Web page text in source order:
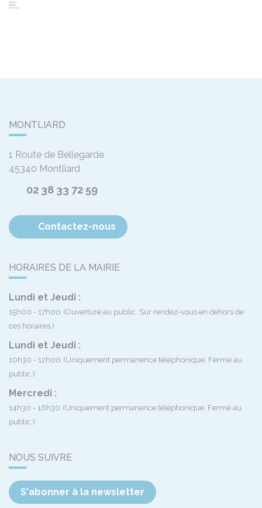
MONTLIARD
1 Route de Bellegarde
45340 Montliard
02 38 33 72 59
Contactez-nous
HORAIRES DE LA MAIRIE
Lundi et Jeudi :
15h00 - 17h00 (Ouverture au public. Sur rendez-vous en dehors de
ces horaires.)
Lundi et Jeudi :
10h30 - 12h00 (Uniquement permanence téléphonique. Fermé au
public.)
Mercredi :
14h30 - 16h30 (Uniquement permanence téléphonique. Fermé au
public.)
NOUS SUIVRE
S'abonner à la newsletter